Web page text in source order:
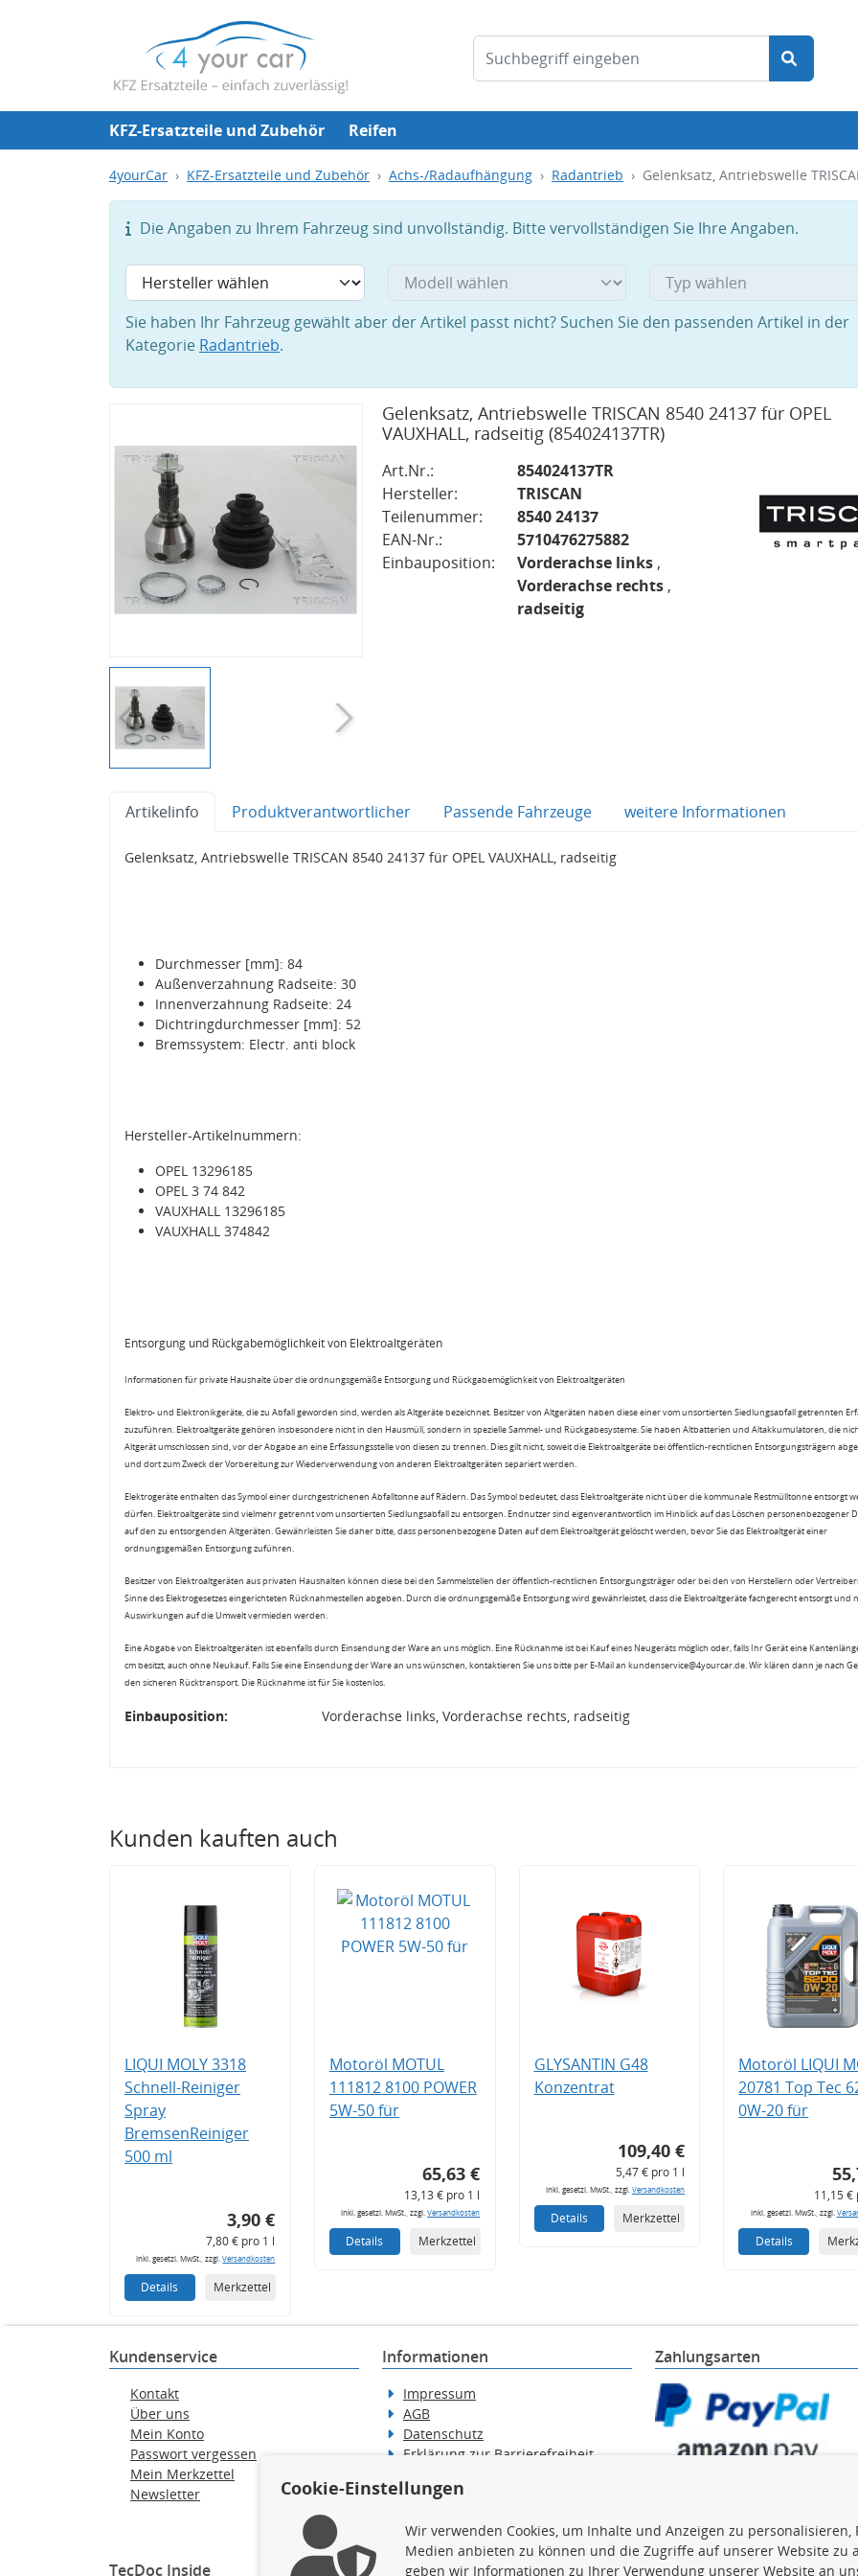
KFZ-Ersatzteile und Zubehör Reifen
4yourCar KFZ-Ersatzteile und Zubehör Achs-/Radaufhängung Radantrieb Gelenksatz, Antriebswelle
Die Angaben zu Ihrem Fahrzeug sind unvollständig. Bitte vervollständigen Sie Ihre Angaben.
Sie haben Ihr Fahrzeug gewählt aber der Artikel passt nicht? Suchen Sie den passenden Artikel in der
Kategorie Radantrieb.
Gelenksatz, Antriebswelle TRISCAN 8540 24137 für OPEL
VAUXHALL, radseitig (854024137TR)
Art.Nr.:
854024137TR
Hersteller:
TRISCAN
Teilenummer:
8540 24137
EAN-Nr.:
5710476275882
Einbauposition:
Vorderachse links,
Vorderachse rechts,
radseitig
Artikelinfo Produktverantwortlicher Passende Fahrzeuge weitere Informationen
Gelenksatz, Antriebswelle TRISCAN 8540 24137 für OPEL VAUXHALL, radseitig
Durchmesser [mm]: 84
Außenverzahnung Radseite: 30
Innenverzahnung Radseite: 24
Dichtringdurchmesser [mm]: 52
Bremssystem: Electr. anti block
Hersteller-Artikelnummern:
OPEL 13296185
OPEL 3 74 842
VAUXHALL 13296185
VAUXHALL 374842
Entsorgung und Rückgabemöglichkeit von Elektroaltgeräten
Informationen für private Haushalte über die ordnungsgemäße Entsorgung und Rückgabemöglichkeit von Elektroaltgeräten
Elektro- und Elektronikgeräte, die zu Abfall geworden sind, werden als Altgeräte bezeichnet. Besitzer von Altgeräten haben diese einer vom unsortierten Siedlungsabfall getrennten
zuzuführen. Elektroaltgeräte gehören insbesondere nicht in den Hausmüll, sondern in spezielle Sammel- und Rückgabesysteme. Sie haben Altbatterien und Altakkumulatoren, die
Altgerät umschlossen sind, vor der Abgabe an eine Erfassungsstelle von diesen zu trennen. Dies gilt nicht, soweit die Elektroaltgeräte bei öffentlich-rechtlichen Entsorgungsträgern
und dort zum Zweck der Vorbereitung zur Wiederverwendung von anderen Elektroaltgeräten separiert werden.
Elektrogeräte enthalten das Symbol einer durchgestrichenen Abfalltonne auf Rädern. Das Symbol bedeutet, dass Elektroaltgeräte nicht über die kommunale Restmülltonne entsorgt
dürfen. Elektroaltgeräte sind vielmehr getrennt vom unsortierten Siedlungsabfall zu entsorgen. Endnutzer sind eigenverantwortlich im Hinblick auf das Löschen personenbezogener
auf den zu entsorgenden Altgeräten. Gewährleisten Sie daher bitte, dass personenbezogene Daten auf dem Elektroaltgerät gelöscht werden, bevor Sie das Elektroaltgerät einer
ordnungsgemäßen Entsorgung zuführen.
Besitzer von Elektroaltgeräten aus privaten Haushalten können diese bei den Sammelstellen der öffentlich-rechtlichen Entsorgungsträger oder bei den von Herstellern oder
Sinne des Elektrogesetzes eingerichteten Rücknahmestellen abgeben. Durch die ordnungsgemäße Entsorgung wird gewährleistet, dass die Elektroaltgeräte fachgerecht entsorgt und
Auswirkungen auf die Umwelt vermieden werden.
Eine Abgabe von Elektroaltgeräten ist ebenfalls durch Einsendung der Ware an uns möglich. Eine Rücknahme ist bei Kauf eines Neugeräts möglich oder, falls Ihr Gerät eine
cm besitzt, auch ohne Neukauf. Falls Sie eine Einsendung der Ware an uns wünschen, kontaktieren Sie uns bitte per E-Mail an kundenservice@4yourcar.de. Wir klären dann je nach
den sicheren Rücktransport. Die Rücknahme ist für Sie kostenlos.
Einbauposition: Vorderachse links, Vorderachse rechts, radseitig
Kunden kauften auch
LIQUI MOLY 3318
Schnell-Reiniger
Spray
BremsenReiniger
500 ml
3,90 €
7,80 € pro 1 l
inkl. gesetzl. MwSt., zzgl.Versandkosten
Details Merkzettel
Motoröl MOTUL
111812 8100 POWER
5W-50 für
65,63 €
13,13 € pro 1 l
inkl. gesetzl. MwSt., zzgl.Versandkosten
Details Merkzettel
GLYSANTIN G48
Konzentrat
109,40 €
5,47 € pro 1 l
inkl. gesetzl. MwSt., zzgl. Versandkosten
Details Merkzettel
Motoröl LIQUI
20781 Top Tec
0W-20 für
11,15 €
inkl. gesetzl. MwSt., zzgl.
Details
Kundenservice
Kontakt
Über uns
Mein Konto
Passwort vergessen
Mein Merkzettel
Newsletter
Informationen
Impressum
AGB
Datenschutz
Erklärung zur Barrierefreiheit
Widerrufsbelehrung
Zahlungsarten
TecDoc Inside
Cookie-Einstellungen
Wir verwenden Cookies, um Inhalte und Anzeigen zu
Medien anbieten zu können und die Zugriffe auf unserer Website zu
geben wir Informationen zu Ihrer Verwendung unserer Website an